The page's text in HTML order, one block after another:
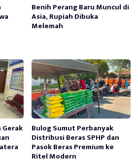
Benih Perang Baru Muncul di
Asia, Rupiah Dibuka
Melemah
Bulog Sumut Perbanyak
Distribusi Beras SPHP dan
Pasok Beras Premium ke
Ritel Modern